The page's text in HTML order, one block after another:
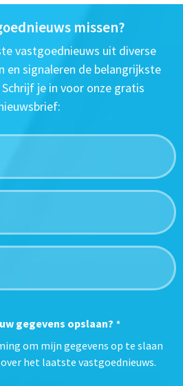
missen?
vastgoednieuws uit diverse
en signaleren de belangrijkste
je in voor onze gratis
gegevens opslaan? *
om mijn gegevens op te slaan
het laatste vastgoednieuws.